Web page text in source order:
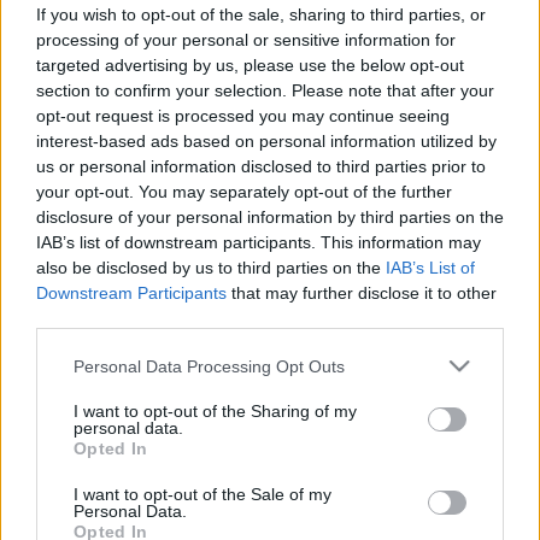
If you wish to opt-out of the sale, sharing to third parties, or
processing of your personal or sensitive information for
targeted advertising by us, please use the below opt-out
section to confirm your selection. Please note that after your
opt-out request is processed you may continue seeing
interest-based ads based on personal information utilized by
us or personal information disclosed to third parties prior to
your opt-out. You may separately opt-out of the further
disclosure of your personal information by third parties on the
IAB’s list of downstream participants. This information may
also be disclosed by us to third parties on the IAB’s List of
Downstream Participants that may further disclose it to other
Please note that this website/app uses one or more Google
not limited to your visit or usage behaviour. You may click to
grant or deny consent to Google and its third-party tags to
use your data for below specified purposes in below Google
consent section.
Personal Data Processing Opt Outs
I want to opt-out of the Sharing of my
personal data.
Opted In
I want to opt-out of the Sale of my
Personal Data.
Opted In